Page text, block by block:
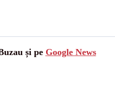
și pe Google News